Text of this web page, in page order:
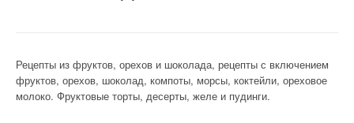
Рецепты из фруктов, орехов и шоколада, рецепты с включением
фруктов, орехов, шоколад, компоты, морсы, коктейли, ореховое
молоко. Фруктовые торты, десерты, желе и пудинги.